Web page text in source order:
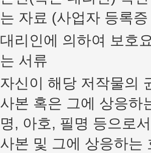
는 자료 (사업자 등록
대리인에 의하여 보호
는 서류
자신이 해당 저작물의
사본 혹은 그에 상응하
명, 아호, 필명 등으로
사본 및 그에 상응하는